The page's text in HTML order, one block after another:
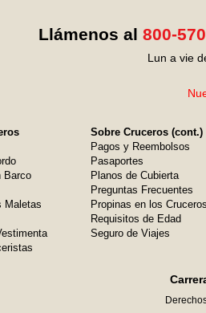
Llámenos al 800-
Lun a vie
Barco
Maletas
Sobre Cruceros (cont.)
Pagos y Reembolsos
Pasaportes
Planos de Cubierta
Preguntas Frecuentes
Propinas en los Cruceros
Requisitos de Edad
Seguro de Viajes